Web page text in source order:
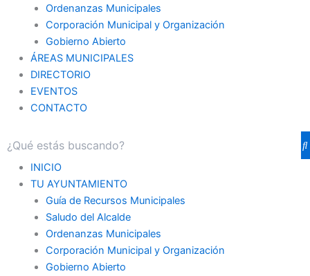
Ordenanzas Municipales
Corporación Municipal y Organización
Gobierno Abierto
ÁREAS MUNICIPALES
DIRECTORIO
EVENTOS
CONTACTO
INICIO
TU AYUNTAMIENTO
Guía de Recursos Municipales
Saludo del Alcalde
Ordenanzas Municipales
Corporación Municipal y Organización
Gobierno Abierto